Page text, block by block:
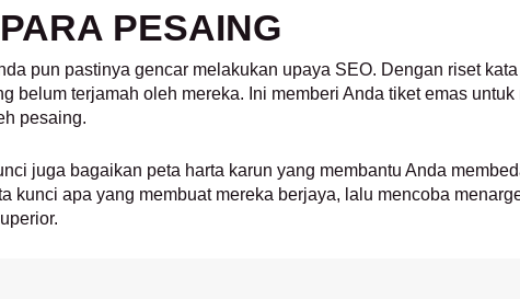
PESAING
pun pastinya gencar melakukan upaya SEO. Dengan riset
belum terjamah oleh mereka. Ini memberi Anda tiket emas
pesaing.
juga bagaikan peta harta karun yang membantu Anda
kunci apa yang membuat mereka berjaya, lalu mencoba